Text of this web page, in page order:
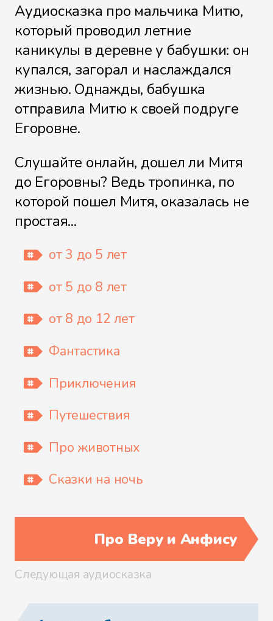
Царь и Кощей
Лиха беда (начало)
Лиха беда (продолжение)
Финист - Ясный Сокол
Змей Горыныч
Скатерть - Самобранка
Сума, дай ума
Молочная река
Аудиосказка про мальчика Митю,
который проводил летние
каникулы в деревне у бабушки: он
купался, загорал и наслаждался
жизнью. Однажды, бабушка
отправила Митю к своей подруге
Егоровне.
Слушайте онлайн, дошел ли Митя
до Егоровны? Ведь тропинка, по
которой пошел Митя, оказалась не
простая...
от 3 до 5 лет
от 5 до 8 лет
от 8 до 12 лет
Фантастика
Приключения
Путешествия
Про животных
Сказки на ночь
Про Веру и Анфису
Следующая аудиосказка